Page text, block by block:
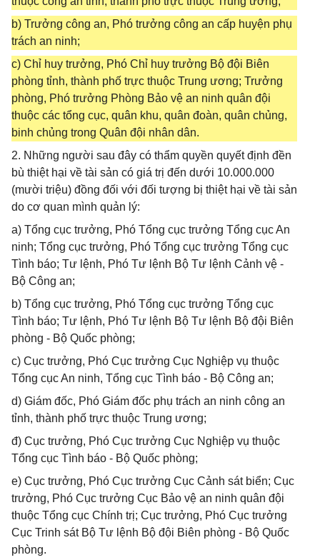
b) Trưởng công an, Phó trưởng công an cấp huyện phụ
trách an ninh;
c) Chỉ huy trưởng, Phó Chỉ huy trưởng Bộ đội Biên
phòng tỉnh, thành phố trực thuộc Trung ương; Trưởng
phòng, Phó trưởng Phòng Bảo vệ an ninh quân đội
thuộc các tổng cục, quân khu, quân đoàn, quân chủng,
binh chủng trong Quân đội nhân dân.
2. Những người sau đây có thẩm quyền quyết định đền
bù thiệt hại về tài sản có giá trị đến dưới 10.000.000
(mười triệu) đồng đối với đối tượng bị thiệt hại về tài sản
do cơ quan mình quản lý:
a) Tổng cục trưởng, Phó Tổng cục trưởng Tổng cục An
ninh; Tổng cục trưởng, Phó Tổng cục trưởng Tổng cục
Tình báo; Tư lệnh, Phó Tư lệnh Bộ Tư lệnh Cảnh vệ -
Bộ Công an;
b) Tổng cục trưởng, Phó Tổng cục trưởng Tổng cục
Tình báo; Tư lệnh, Phó Tư lệnh Bộ Tư lệnh Bộ đội Biên
phòng - Bộ Quốc phòng;
c) Cục trưởng, Phó Cục trưởng Cục Nghiệp vụ thuộc
Tổng cục An ninh, Tổng cục Tình báo - Bộ Công an;
d) Giám đốc, Phó Giám đốc phụ trách an ninh công an
tỉnh, thành phố trực thuộc Trung ương;
đ) Cục trưởng, Phó Cục trưởng Cục Nghiệp vụ thuộc
Tổng cục Tình báo - Bộ Quốc phòng;
e) Cục trưởng, Phó Cục trưởng Cục Cảnh sát biển; Cục
trưởng, Phó Cục trưởng Cục Bảo vệ an ninh quân đội
thuộc Tổng cục Chính trị; Cục trưởng, Phó Cục trưởng
Cục Trinh sát Bộ Tư lệnh Bộ đội Biên phòng - Bộ Quốc
phòng.